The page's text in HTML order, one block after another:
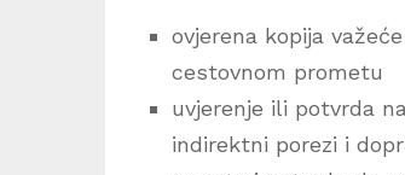
ovjerena kopija
cestovnom prometu
uvjerenje ili potvrda
indirektni porezi i